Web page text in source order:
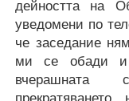
дейността на
уведомени по
че заседание
ми се обади и
вчерашната